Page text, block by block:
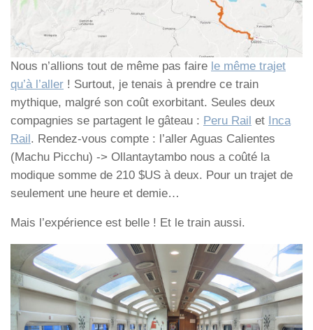
Nous n’allions tout de même pas faire le même trajet
qu’à l’aller ! Surtout, je tenais à prendre ce train
mythique, malgré son coût exorbitant. Seules deux
compagnies se partagent le gâteau : Peru Rail et Inca
Rail. Rendez-vous compte : l’aller Aguas Calientes
(Machu Picchu) -> Ollantaytambo nous a coûté la
modique somme de 210 $US à deux. Pour un trajet de
seulement une heure et demie…
Mais l’expérience est belle ! Et le train aussi.